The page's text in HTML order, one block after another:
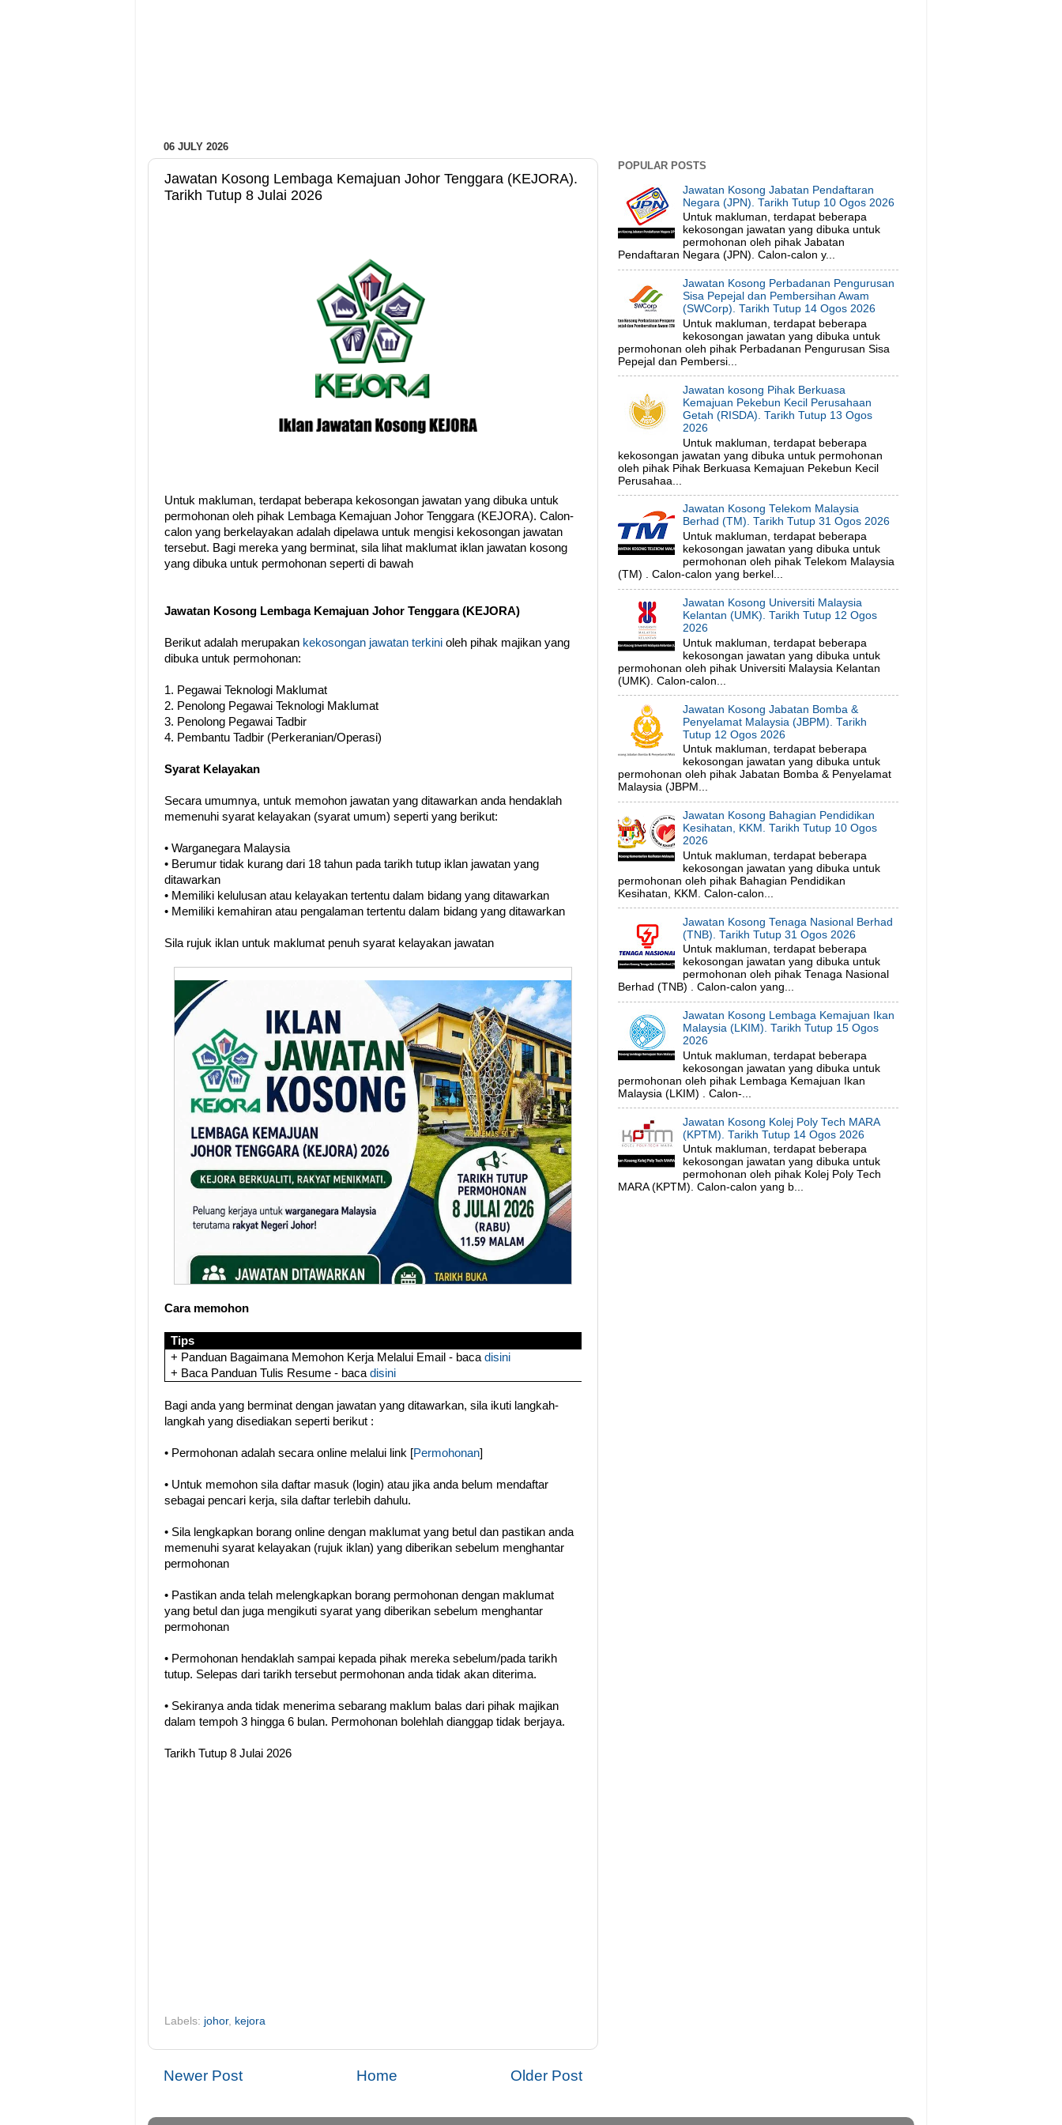
06 JULY 2026
Jawatan Kosong Lembaga Kemajuan Johor Tenggara (KEJORA).
Tarikh Tutup 8 Julai 2026
Untuk makluman, terdapat beberapa kekosongan jawatan yang dibuka untuk
permohonan oleh pihak Lembaga Kemajuan Johor Tenggara (KEJORA). Calon-
calon yang berkelayakan adalah dipelawa untuk mengisi kekosongan jawatan
tersebut. Bagi mereka yang berminat, sila lihat maklumat iklan jawatan kosong
yang dibuka untuk permohonan seperti di bawah
Jawatan Kosong Lembaga Kemajuan Johor Tenggara (KEJORA)
Berikut adalah merupakan kekosongan jawatan terkini oleh pihak majikan yang
dibuka untuk permohonan:
1. Pegawai Teknologi Maklumat
2. Penolong Pegawai Teknologi Maklumat
3. Penolong Pegawai Tadbir
4. Pembantu Tadbir (Perkeranian/Operasi)
Syarat Kelayakan
Secara umumnya, untuk memohon jawatan yang ditawarkan anda hendaklah
memenuhi syarat kelayakan (syarat umum) seperti yang berikut:
• Warganegara Malaysia
• Berumur tidak kurang dari 18 tahun pada tarikh tutup iklan jawatan yang
ditawarkan
• Memiliki kelulusan atau kelayakan tertentu dalam bidang yang ditawarkan
• Memiliki kemahiran atau pengalaman tertentu dalam bidang yang ditawarkan
Sila rujuk iklan untuk maklumat penuh syarat kelayakan jawatan
Cara memohon
Tips
+ Panduan Bagaimana Memohon Kerja Melalui Email - bacadisini
+ Baca Panduan Tulis Resume - bacadisini
Bagi anda yang berminat dengan jawatan yang ditawarkan, sila ikuti langkah-
langkah yang disediakan seperti berikut :
• Permohonan adalah secara online melalui link [Permohonan]
• Untuk memohon sila daftar masuk (login) atau jika anda belum mendaftar
sebagai pencari kerja, sila daftar terlebih dahulu.
• Sila lengkapkan borang online dengan maklumat yang betul dan pastikan anda
memenuhi syarat kelayakan (rujuk iklan) yang diberikan sebelum menghantar
permohonan
• Pastikan anda telah melengkapkan borang permohonan dengan maklumat
yang betul dan juga mengikuti syarat yang diberikan sebelum menghantar
permohonan
• Permohonan hendaklah sampai kepada pihak mereka sebelum/pada tarikh
tutup. Selepas dari tarikh tersebut permohonan anda tidak akan diterima.
• Sekiranya anda tidak menerima sebarang maklum balas dari pihak majikan
dalam tempoh 3 hingga 6 bulan. Permohonan bolehlah dianggap tidak berjaya.
Tarikh Tutup 8 Julai 2026
Labels: johor, kejora
Newer Post Older Post
Home
POPULAR POSTS
Jawatan Kosong Jabatan Pendaftaran
Negara (JPN). Tarikh Tutup 10 Ogos 2026
Untuk makluman, terdapat beberapa
kekosongan jawatan yang dibuka untuk
permohonan oleh pihak Jabatan
Pendaftaran Negara (JPN). Calon-calon y...
Jawatan Kosong Perbadanan Pengurusan
Sisa Pepejal dan Pembersihan Awam
(SWCorp). Tarikh Tutup 14 Ogos 2026
Untuk makluman, terdapat beberapa
kekosongan jawatan yang dibuka untuk
permohonan oleh pihak Perbadanan Pengurusan Sisa
Pepejal dan Pembersi...
Jawatan kosong Pihak Berkuasa
Kemajuan Pekebun Kecil Perusahaan
Getah (RISDA). Tarikh Tutup 13 Ogos
2026
Untuk makluman, terdapat beberapa
kekosongan jawatan yang dibuka untuk permohonan
oleh pihak Pihak Berkuasa Kemajuan Pekebun Kecil
Perusahaa...
Jawatan Kosong Telekom Malaysia
Berhad (TM). Tarikh Tutup 31 Ogos 2026
Untuk makluman, terdapat beberapa
kekosongan jawatan yang dibuka untuk
permohonan oleh pihak Telekom Malaysia
(TM) . Calon-calon yang berkel...
Jawatan Kosong Universiti Malaysia
Kelantan (UMK). Tarikh Tutup 12 Ogos
2026
Untuk makluman, terdapat beberapa
kekosongan jawatan yang dibuka untuk
permohonan oleh pihak Universiti Malaysia Kelantan
(UMK). Calon-calon...
Jawatan Kosong Jabatan Bomba &
Penyelamat Malaysia (JBPM). Tarikh
Tutup 12 Ogos 2026
Untuk makluman, terdapat beberapa
kekosongan jawatan yang dibuka untuk
permohonan oleh pihak Jabatan Bomba & Penyelamat
Malaysia (JBPM...
Jawatan Kosong Bahagian Pendidikan
Kesihatan, KKM. Tarikh Tutup 10 Ogos
2026
Untuk makluman, terdapat beberapa
kekosongan jawatan yang dibuka untuk
permohonan oleh pihak Bahagian Pendidikan
Kesihatan, KKM. Calon-calon...
Jawatan Kosong Tenaga Nasional Berhad
(TNB). Tarikh Tutup 31 Ogos 2026
Untuk makluman, terdapat beberapa
kekosongan jawatan yang dibuka untuk
permohonan oleh pihak Tenaga Nasional
Berhad (TNB) . Calon-calon yang...
Jawatan Kosong Lembaga Kemajuan Ikan
Malaysia (LKIM). Tarikh Tutup 15 Ogos
2026
Untuk makluman, terdapat beberapa
kekosongan jawatan yang dibuka untuk
permohonan oleh pihak Lembaga Kemajuan Ikan
Malaysia (LKIM) . Calon-...
Jawatan Kosong Kolej Poly Tech MARA
(KPTM). Tarikh Tutup 14 Ogos 2026
Untuk makluman, terdapat beberapa
kekosongan jawatan yang dibuka untuk
permohonan oleh pihak Kolej Poly Tech
MARA (KPTM). Calon-calon yang b...